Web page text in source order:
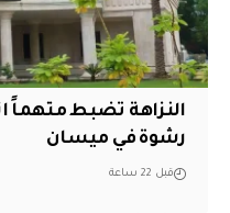
النزاهة تضبط
رشوة في ميسان
قبل 22 ساعة